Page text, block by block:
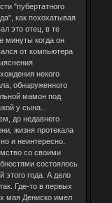
"пубертатного
как похохатывая
это отец, в те
минуты когда он
от компьютера
некого
обнаруженного
мамон под
у сына...
до недавнего
жизня протекала
и неинтересно.
со своими
состоялось
этого года. А дело
Где-то в первых
мая Дениско имел